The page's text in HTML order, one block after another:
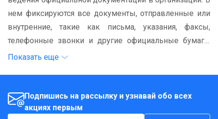
нем фиксируются все документы, отправленные или
внутренние, такие как письма, указания, факсы,
телефонные звонки и другие официальные бумаги.
Этот журнал позволяет систематизировать и
организацию процесса.
Показать еще
Подпишись на рассылку и узнавай обо всех
акциях первым